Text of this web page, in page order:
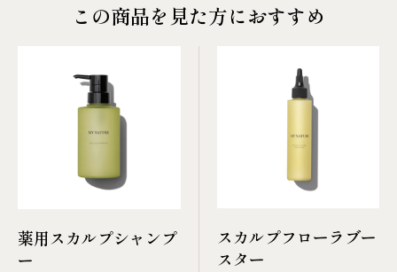
この商品を見た方におすすめ
薬用スカルプシャンプ
ー
スカルプフローラブー
スター